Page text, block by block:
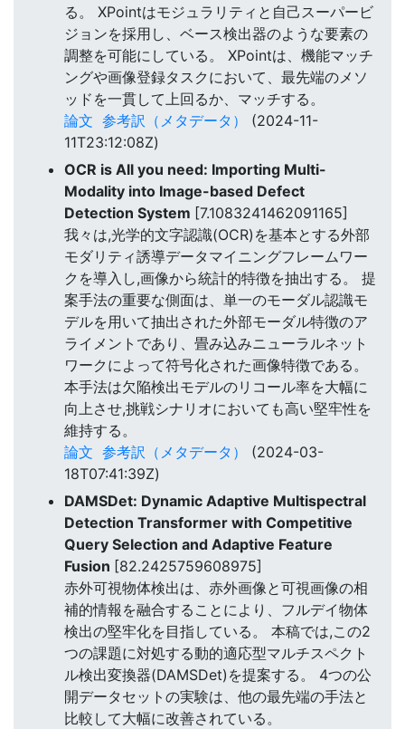
る。 XPointはモジュラリティと自己スーパービ
ジョンを採用し、ベース検出器のような要素の
調整を可能にしている。 XPointは、機能マッチ
ングや画像登録タスクにおいて、最先端のメソ
ッドを一貫して上回るか、マッチする。
論文 参考訳（メタデータ）
(2024-11-
11T23:12:08Z)
OCR is All you need: Importing Multi-
Modality into Image-based Defect
Detection System [7.1083241462091165]
我々は,光学的文字認識(OCR)を基本とする外部
モダリティ誘導データマイニングフレームワー
クを導入し,画像から統計的特徴を抽出する。 提
案手法の重要な側面は、単一のモーダル認識モ
デルを用いて抽出された外部モーダル特徴のア
ライメントであり、畳み込みニューラルネット
ワークによって符号化された画像特徴である。
本手法は欠陥検出モデルのリコール率を大幅に
向上させ,挑戦シナリオにおいても高い堅牢性を
維持する。
論文 参考訳（メタデータ）
(2024-03-
18T07:41:39Z)
DAMSDet: Dynamic Adaptive Multispectral
Detection Transformer with Competitive
Query Selection and Adaptive Feature
Fusion [82.2425759608975]
赤外可視物体検出は、赤外画像と可視画像の相
補的情報を融合することにより、フルデイ物体
検出の堅牢化を目指している。 本稿では,この2
つの課題に対処する動的適応型マルチスペクト
ル検出変換器(DAMSDet)を提案する。 4つの公
開データセットの実験は、他の最先端の手法と
比較して大幅に改善されている。